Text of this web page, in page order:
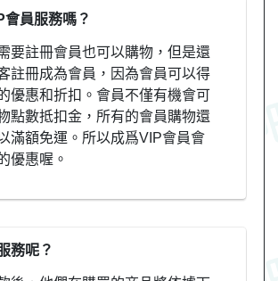
會員服務嗎？
要註冊會員也可以購物，但是還
註冊成為會員，因為會員可以得
優惠和折扣。會員不僅有機會可
點數抵扣金，所有的會員購物還
滿額免運。所以成爲VIP會員會
優惠喔。
務呢？